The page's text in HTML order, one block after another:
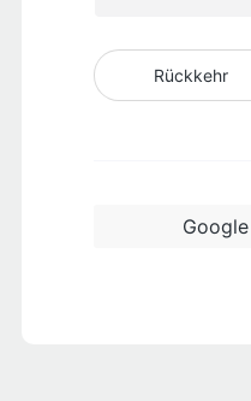
Rückkehr
Google